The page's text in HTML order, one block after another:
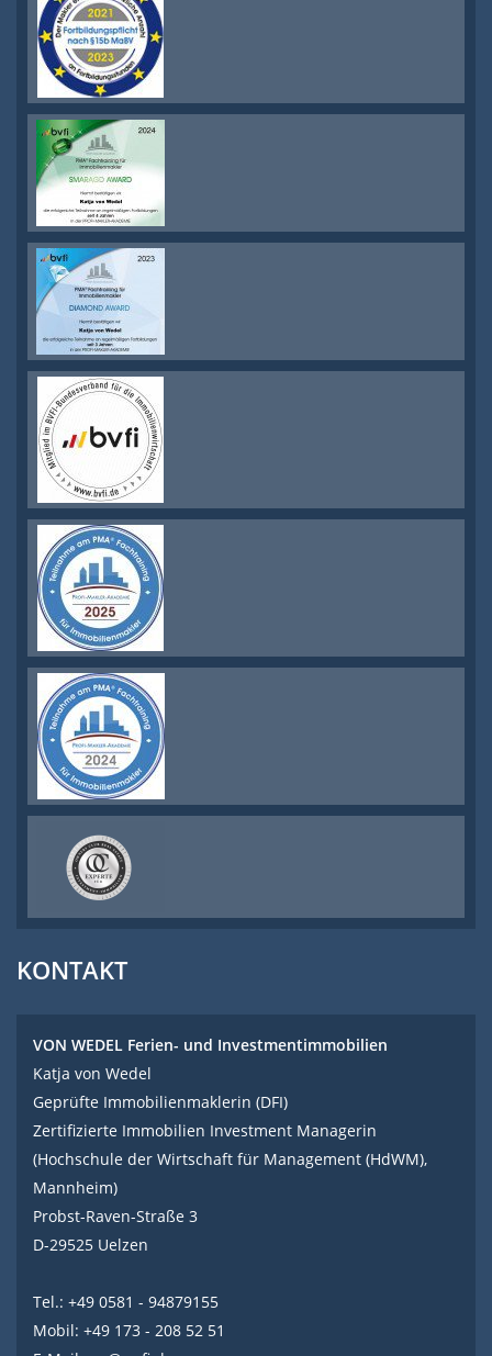
KONTAKT
VON WEDEL Ferien- und Investmentimmobilien
Katja von Wedel
Geprüfte Immobilienmaklerin (DFI)
Zertifizierte Immobilien Investment Managerin
(Hochschule der Wirtschaft für Management (HdWM),
Mannheim)
Probst-Raven-Straße 3
D-29525 Uelzen
Tel.: +49 0581 - 94879155
Mobil: +49 173 - 208 52 51